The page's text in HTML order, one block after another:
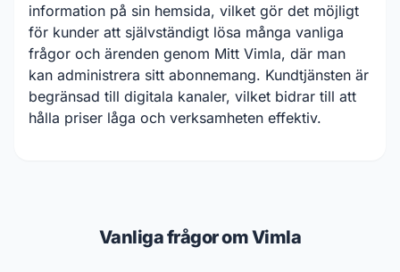
information på sin hemsida, vilket gör det möjligt
för kunder att självständigt lösa många vanliga
frågor och ärenden genom Mitt Vimla, där man
kan administrera sitt abonnemang. Kundtjänsten är
begränsad till digitala kanaler, vilket bidrar till att
hålla priser låga och verksamheten effektiv.
Vanliga frågor om Vimla